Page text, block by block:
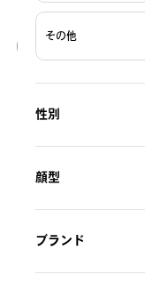
その他
性別
顔型
ブランド
OWNDAYS &
THB3,990.00